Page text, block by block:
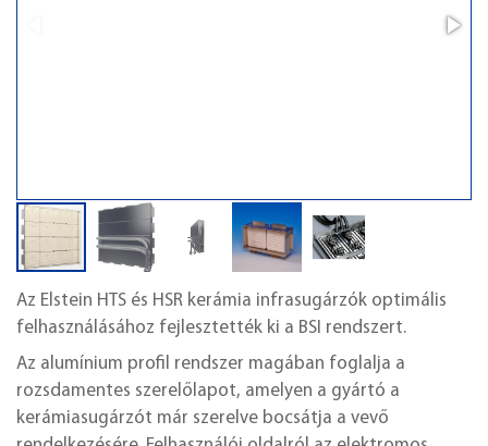
Az Elstein HTS és HSR kerámia infrasugárzók optimális
felhasználásához fejlesztették ki a BSI rendszert.
Az alumínium profil rendszer magában foglalja a
rozsdamentes szerelőlapot, amelyen a gyártó a
kerámiasugárzót már szerelve bocsátja a vevő